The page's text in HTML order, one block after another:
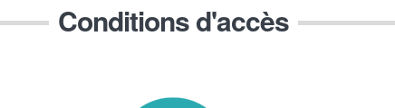
Conditions d'accès